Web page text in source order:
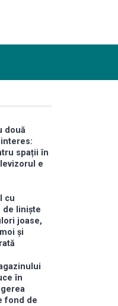
două
spații în
e
cu
de liniște
joase,
și
în
fond de